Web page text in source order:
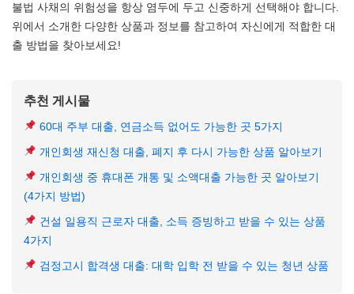
불법 사채의 위험성을 항상 염두에 두고 신중하게 선택해야 합니다.
위에서 소개한 다양한 상품과 정보를 참고하여 자신에게 적합한 대
출 방법을 찾아보세요!
추천 게시물
60대 주부 대출, 연금소득 없어도 가능한 곳 5가지
개인회생 재신청 대출, 폐지 후 다시 가능한 상품 알아보기
개인회생 중 휴대폰 개통 및 소액대출 가능한 곳 알아보기
(4가지 방법)
건설 일용직 근로자 대출, 소득 증빙하고 받을 수 있는 상품
4가지
검정고시 합격생 대출: 대학 입학 전 받을 수 있는 청년 상품